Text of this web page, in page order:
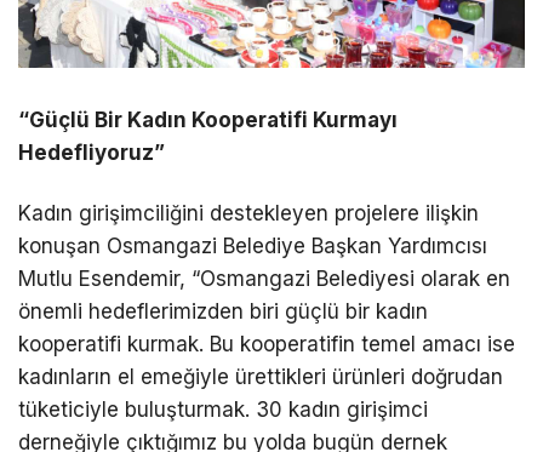
“Güçlü Bir Kadın Kooperatifi Kurmayı
Hedefliyoruz”
Kadın girişimciliğini destekleyen projelere ilişkin
konuşan Osmangazi Belediye Başkan Yardımcısı
Mutlu Esendemir, “Osmangazi Belediyesi olarak en
önemli hedeflerimizden biri güçlü bir kadın
kooperatifi kurmak. Bu kooperatifin temel amacı ise
kadınların el emeğiyle ürettikleri ürünleri doğrudan
tüketiciyle buluşturmak. 30 kadın girişimci
derneğiyle çıktığımız bu yolda bugün dernek